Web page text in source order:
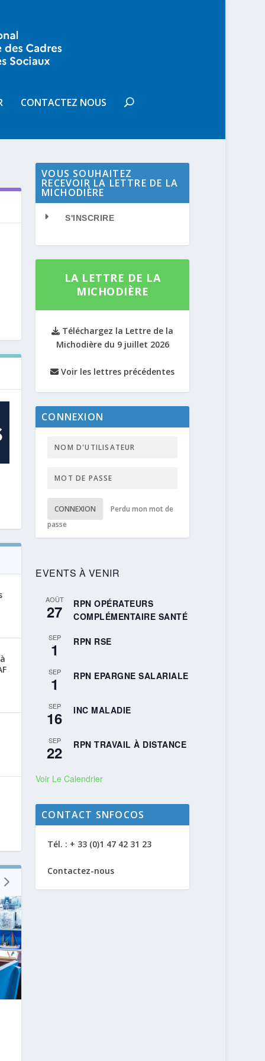
CONTACTEZ NOUS
VOUS SOUHAITEZ
RECEVOIR LA LETTRE DE LA
MICHODIÈRE
S'INSCRIRE
LA LETTRE DE LA
MICHODIÈRE
Téléchargez la Lettre de la
Michodière du 9 juillet 2026
Voir les lettres précédentes
CONNEXION
CONNEXION
Perdu mon mot de
passe
EVENTS À VENIR
AOÛT
27
RPN OPÉRATEURS
COMPLÉMENTAIRE SANTÉ
SEP
1 RPN RSE
SEP
1 RPN EPARGNE SALARIALE
SEP
16 INC MALADIE
SEP
22 RPN TRAVAIL À DISTANCE
Voir Le Calendrier
CONTACT SNFOCOS
Tél. : + 33 (0)1 47 42 31 23
Contactez-nous